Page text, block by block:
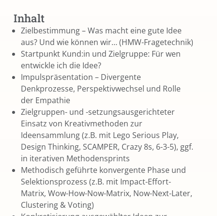
Inhalt
Zielbestimmung – Was macht eine gute Idee
aus? Und wie können wir… (HMW-Fragetechnik)
Startpunkt Kund:in und Zielgruppe: Für wen
entwickle ich die Idee?
Impulspräsentation – Divergente
Denkprozesse, Perspektivwechsel und Rolle
der Empathie
Zielgruppen- und -setzungsausgerichteter
Einsatz von Kreativmethoden zur
Ideensammlung (z.B. mit Lego Serious Play,
Design Thinking, SCAMPER, Crazy 8s, 6-3-5), ggf.
in iterativen Methodensprints
Methodisch geführte konvergente Phase und
Selektionsprozess (z.B. mit Impact-Effort-
Matrix, Wow-How-Now-Matrix, Now-Next-Later,
Clustering & Voting)